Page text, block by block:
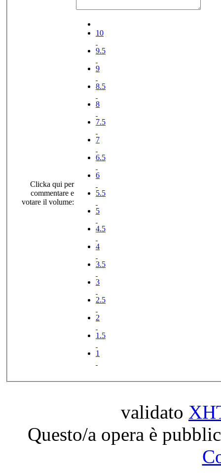
Clicka qui per
commentare e
votare il volume:
10
9.5
9
8.5
8
7.5
7
6.5
6
5.5
5
4.5
4
3.5
3
2.5
2
1.5
1
validato
Questo/a opera è